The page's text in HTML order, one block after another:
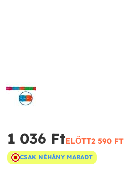
1 036 Ft‎ELŐTT2 590 FT‎
CSAK NÉHÁNY MARADT